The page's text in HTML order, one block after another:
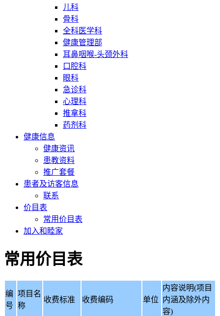
儿科
骨科
全科医学科
健康管理部
耳鼻咽喉-头颈外科
口腔科
眼科
急诊科
心理科
推拿科
药剂科
健康信息
健康资讯
患教资料
推广套餐
患者及访客信息
联系
价目表
常用价目表
加入和睦家
常用价目表
编
号
项目名
称
收费标准 收费编码 单位
内容说明(项目
内涵及除外内
容)